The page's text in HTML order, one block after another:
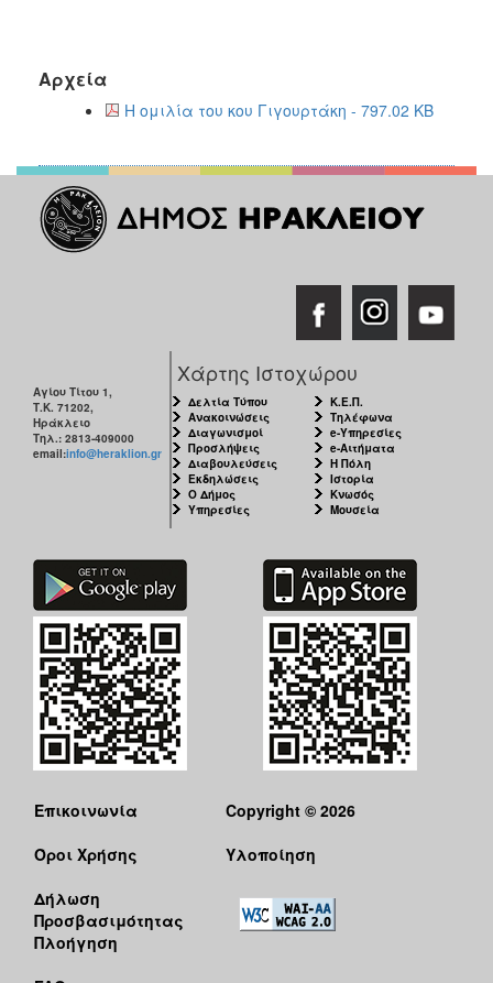
Αρχεία
Η ομιλία του κου Γιγουρτάκη - 797.02 KB
Αγίου Τίτου 1,
Τ.Κ. 71202,
Ηράκλειο
Τηλ.: 2813-409000
email:info@heraklion.gr
Χάρτης Ιστοχώρου
Δελτία Τύπου
Ανακοινώσεις
Διαγωνισμοί
Προσλήψεις
Διαβουλεύσεις
Εκδηλώσεις
Ο Δήμος
Υπηρεσίες
Κ.Ε.Π.
Τηλέφωνα
e-Υπηρεσίες
e-Αιτήματα
Η Πόλη
Ιστορία
Κνωσός
Μουσεία
Επικοινωνία
Όροι Χρήσης
Δήλωση
Προσβασιμότητας
Πλοήγηση
Copyright © 2026
Υλοποίηση